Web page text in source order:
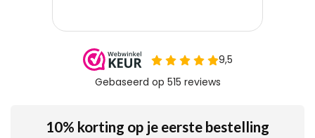
10% korting op je eerste bestelling